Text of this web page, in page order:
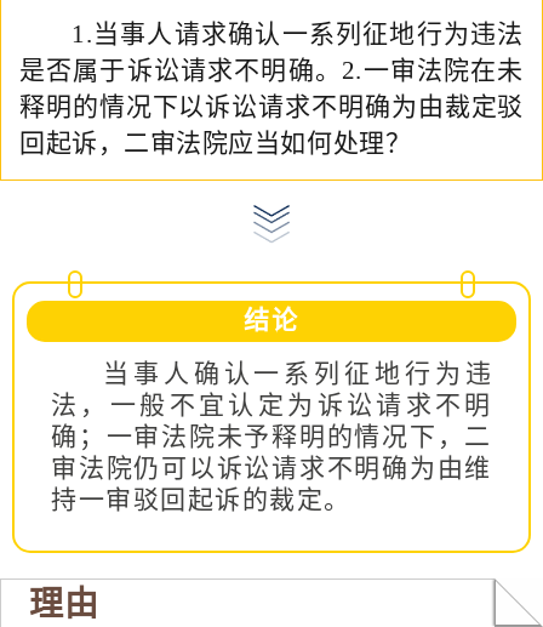
1.当事人请求确认一系列征地行为违法
是否属于诉讼请求不明确。2.一审法院在未
释明的情况下以诉讼请求不明确为由裁定驳
回起诉，二审法院应当如何处理？
结论
当事人确认一系列征地行为违
法，一般不宜认定为诉讼请求不明
确；一审法院未予释明的情况下，二
审法院仍可以诉讼请求不明确为由维
持一审驳回起诉的裁定。
理由